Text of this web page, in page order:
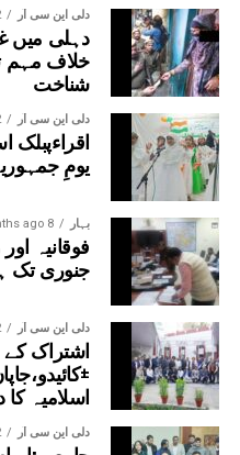
بوائز انٹر کالج شامل ہوں گے۔
دلی این سی آر
دہلی میں
شناخت
دلی این سی آر
یومِ
بہار 8 months ago
جنوری تک
دلی این سی آر
اشتراک
اسلامیہ کا
دلی این سی آر